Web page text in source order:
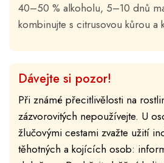
40–50 % alkoholu, 5–10 dnů
kombinujte s citrusovou kůrou
Dávejte si pozor!
Při známé přecitlivělosti na
zázvorovitých nepoužívejte. U
žlučovými cestami zvažte užití
těhotných a kojících osob: